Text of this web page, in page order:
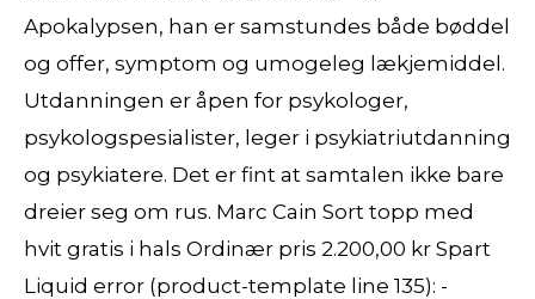
Apokalypsen, han er samstundes både bøddel
og offer, symptom og umogeleg lækjemiddel.
Utdanningen er åpen for psykologer,
psykologspesialister, leger i psykiatriutdanning
og psykiatere. Det er fint at samtalen ikke bare
dreier seg om rus. Marc Cain Sort topp med
hvit gratis i hals Ordinær pris 2.200,00 kr Spart
Liquid error (product-template line 135): -